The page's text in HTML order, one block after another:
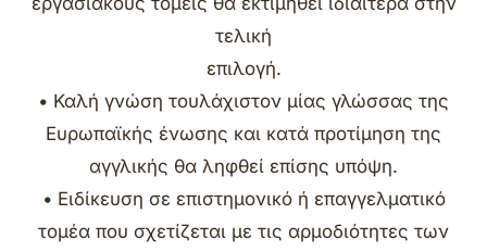
τελική
επιλογή.
• Καλή γνώση τουλάχιστον μίας γλώσσας της
Ευρωπαϊκής ένωσης και κατά προτίμηση της
αγγλικής θα ληφθεί επίσης υπόψη.
• Ειδίκευση σε επιστημονικό ή επαγγελματικό
τομέα που σχετίζεται με τις αρμοδιότητες των